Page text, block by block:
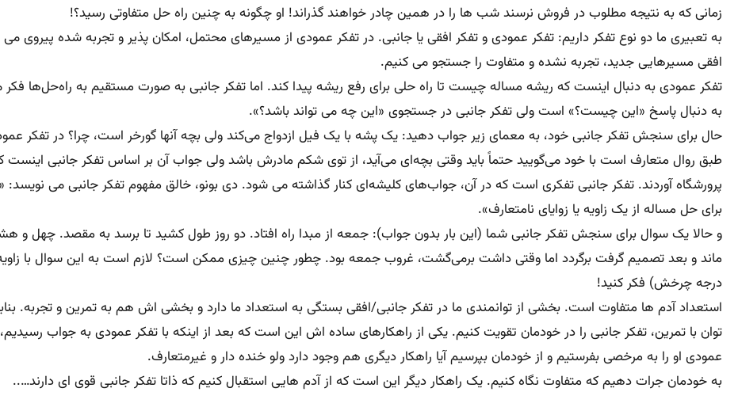
زمانی که به نتیجه مطلوب در فروش نرسند شب ها را در همین چادر خواهند گذراند! او چگونه به چنین راه حل متفاوتی رسید؟!
به تعبیری ما دو نوع تفکر داریم: تفکر عمودی و تفکر افقی یا جانبی. در تفکر عمودی از مسیرهای محتمل، امکان پذیر و تجربه شده پیروی می
افقی مسیرهایی جدید، تجربه نشده و متفاوت را جستجو می کنیم.
تفکر عمودی به دنبال اینست که ریشه مساله چیست تا راه حلی برای رفع ریشه پیدا کند. اما تفکر جانبی به صورت مستقیم به راه‌حل‌ها
به دنبال پاسخ «این چیست؟» است ولی تفکر جانبی در جستجوی «این چه می تواند باشد؟».
حال برای سنجش تفکر جانبی خود، به معمای زیر جواب دهید: یک پشه با یک فیل ازدواج می‌کند ولی بچه آنها گورخر است، چرا؟ در تفکر
طبق روال متعارف است با خود می‌گويید حتماً باید وقتی بچه‌ای می‌آید، از توی شکم مادرش باشد ولی جواب آن بر اساس تفکر جانبی اینست
پرورشگاه آوردند. تفکر جانبی تفکری است که در آن، جواب‌های کلیشه‌ای کنار گذاشته می شود. دی بونو، خالق مفهوم تفکر جانبی می
برای حل مساله از یک زاویه یا زوایای نامتعارف».
و حالا یک سوال برای سنجش تفکر جانبی شما (این بار بدون جواب): جمعه از مبدا راه افتاد. دو روز طول کشید تا برسد به مقصد. چهل
ماند و بعد تصمیم گرفت برگردد اما وقتی داشت برمی‌گشت، غروب جمعه بود. چطور چنین چیزی ممکن است؟ لازم است به این سوال با زاویه
درجه چرخش) فکر کنید!
استعداد آدم ها متفاوت است. بخشی از توانمندی ما در تفکر جانبی/افقی بستگی به استعداد ما دارد و بخشی اش هم به تمرین و تجربه.
توان با تمرین، تفکر جانبی را در خودمان تقویت کنیم. یکی از راهکارهای ساده اش این است که بعد از اینکه با تفکر عمودی به جواب
عمودی او را به مرخصی بفرستیم و از خودمان بپرسیم آیا راهکار دیگری هم وجود دارد ولو خنده دار و غیرمتعارف.
به خودمان جرات دهیم که متفاوت نگاه کنیم. یک راهکار دیگر این است که از آدم هایی استقبال کنیم که ذاتا تفکر جانبی قوی ای دارند…..